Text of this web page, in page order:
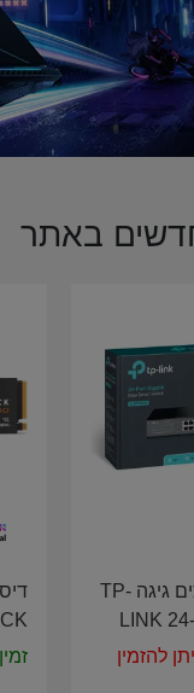
באתר
מתג 24 ערוצים גיגה TP-
LINK
Easy
להזמין